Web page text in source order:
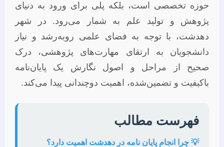
حوزه تخصصی است، بلکه پلی برای ورود به دنیای
پژوهش و تولید علم به شمار می‌رود. در شهر
دهدشت، با توجه به فضای علمی روبه‌رشد و نیاز
دانشجویان به ارتقای مهارت‌های پژوهشی، درک
صحیح از مراحل و اصول نگارش یک پایان‌نامه
باکیفیت و تضمین‌شده، اهمیت دوچندانی پیدا می‌کند.
فهرست مطالب
💡 چرا انجام پایان نامه در دهدشت اهمیت دارد؟